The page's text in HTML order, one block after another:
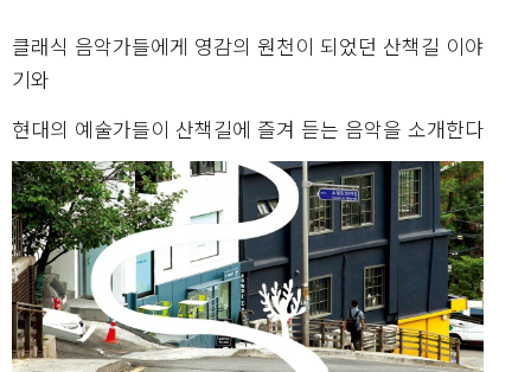
클래식 음악가들에게 영감의 원천이 되었던 산책길 이야
기와
현대의 예술가들이 산책길에 즐겨 듣는 음악을 소개한다